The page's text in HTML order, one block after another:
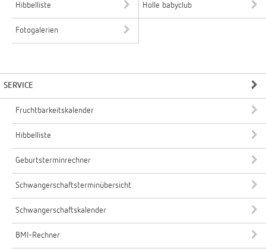
Hibbelliste Holle babyclub
Fotogalerien
SERVICE
Fruchtbarkeitskalender
Hibbelliste
Geburtsterminrechner
Schwangerschaftsterminübersicht
Schwangerschaftskalender
BMI-Rechner